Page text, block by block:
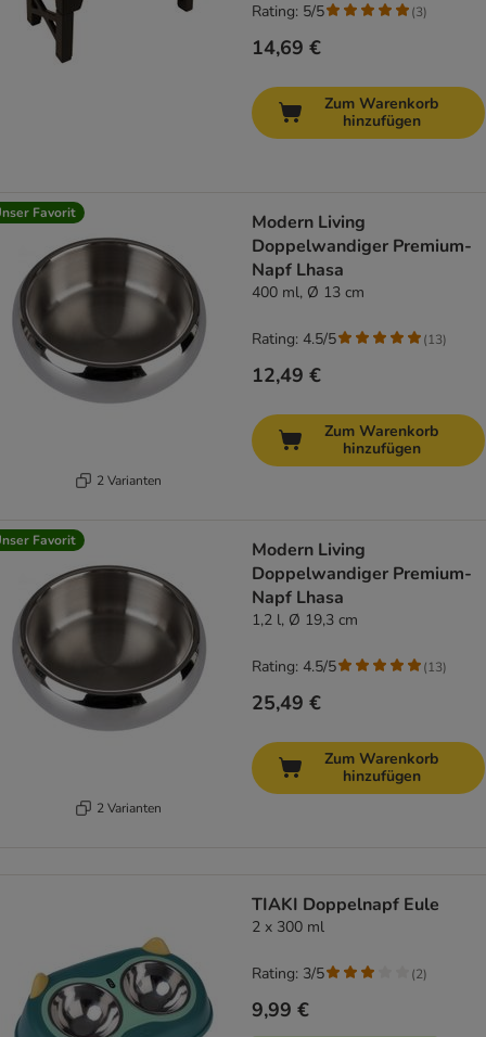
14,69 €
Rating: 5/5 (3)
Zum Warenkorb
hinzufügen
Favorit
2 Varianten
Modern Living
Doppelwandiger Premium-
Napf Lhasa
400 ml, Ø 13 cm
12,49 €
Rating: 4.5/5 (13)
Zum Warenkorb
hinzufügen
Favorit
2 Varianten
Modern Living
Doppelwandiger Premium-
Napf Lhasa
1,2 l, Ø 19,3 cm
25,49 €
Rating: 4.5/5 (13)
Zum Warenkorb
hinzufügen
TIAKI Doppelnapf Eule
2 x 300 ml
9,99 €
Rating: 3/5 (2)